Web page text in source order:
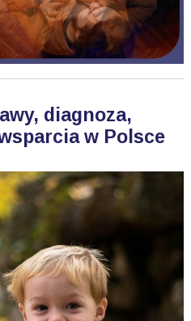
diagnoza,
w Polsce